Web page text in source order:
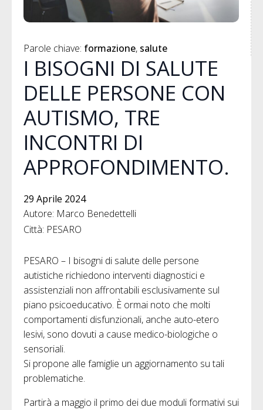
Parole chiave: formazione salute
I BISOGNI DI SALUTE
DELLE PERSONE CON
AUTISMO, TRE
INCONTRI DI
APPROFONDIMENTO.
29 Aprile 2024
Autore: Marco Benedettelli
Città: PESARO
PESARO – I bisogni di salute delle persone
autistiche richiedono interventi diagnostici e
assistenziali non affrontabili esclusivamente sul
piano psicoeducativo. È ormai noto che molti
comportamenti disfunzionali, anche auto-etero
lesivi, sono dovuti a cause medico-biologiche o
sensoriali.
Si propone alle famiglie un aggiornamento su tali
problematiche.
Partirà a maggio il primo dei due moduli formativi sui